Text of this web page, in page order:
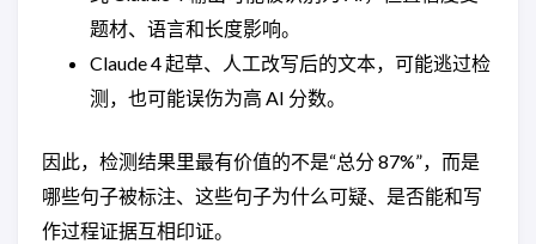
题材、语言和长度影响。
Claude 4 起草、人工改写后的文本，可能逃过检
测，也可能误伤为高 AI 分数。
因此，检测结果里最有价值的不是“总分 87%”，而是
哪些句子被标注、这些句子为什么可疑、是否能和写
作过程证据互相印证。